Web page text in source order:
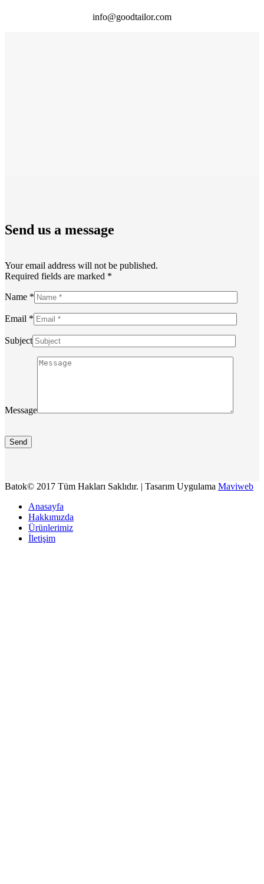
info@goodtailor.com
Send us a message
Your email address will not be published.
Required fields are marked *
Name *
Email *
Subject
Message
Batok© 2017 Tüm Hakları Saklıdır. | Tasarım Uygulama Maviweb
Anasayfa
Hakkımızda
Ürünlerimiz
İletişim